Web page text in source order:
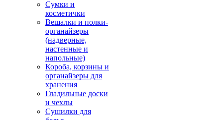
Сумки и
косметички
Вешалки и полки-
органайзеры
(надверные,
настенные и
напольные)
Короба, корзины и
органайзеры для
хранения
Гладильные доски
и чехлы
Сушилки для